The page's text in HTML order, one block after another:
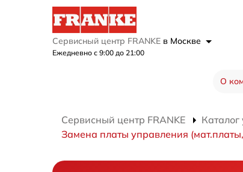
Сервисный центр FRANKE в Москве
Ежедневно с 9:00 до 21:00
О
Сервисный центр FRANKE Каталог
Замена платы управления